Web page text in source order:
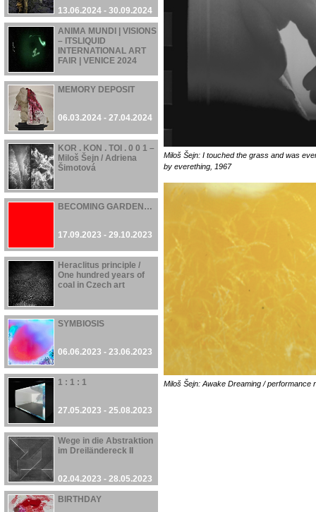
13.06.2024 - 30.09.2024
ANIMA MUNDI | VISIONS
– ITSLIQUID
INTERNATIONAL ART
FAIR | VENICE 2024
07.06.2024 - 21.06.2024
MEMORY DEPOSIT
06.03.2024 - 27.04.2024
KOR . KON . TOI . 0 0 1 –
Miloš Šejn / Adriena
Šimotová
17.11.2023 - 28.04.2024
BECOMING GARDEN…
17.09.2023 - 29.10.2023
Heraclitus principle /
One hundred years of
coal in Czech art
16.06.2023 - 22.10.2023
SYMBIOSIS
06.06.2023 - 23.06.2023
1 : 1 : 1
27.05.2023 - 25.08.2023
Wege in die Abstraktion
im Dreiländereck II
02.04.2023 - 28.05.2023
BIRTHDAY
Miloš Šejn: I touched the grass and was
by everething, 1967
Miloš Šejn: Awake Dreaming / performance